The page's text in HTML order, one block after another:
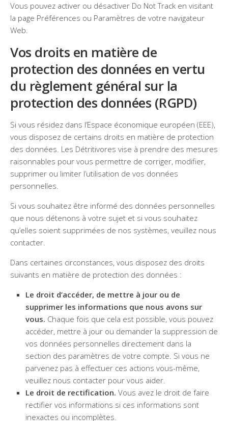
Vous pouvez activer ou désactiver Do Not Track en visitant
la page Préférences ou Paramètres de votre navigateur
Web.
Vos droits en matière de
protection des données en vertu
du règlement général sur la
protection des données (RGPD)
Si vous résidez dans l’Espace économique européen (EEE),
vous disposez de certains droits en matière de protection
des données. Les Détritivores vise à prendre des mesures
raisonnables pour vous permettre de corriger, modifier,
supprimer ou limiter l’utilisation de vos données
personnelles.
Si vous souhaitez être informé des données personnelles
que nous détenons à votre sujet et si vous souhaitez
qu’elles soient supprimées de nos systèmes, veuillez nous
contacter.
Dans certaines circonstances, vous disposez des droits
suivants en matière de protection des données :
Le droit d’accéder, de mettre à jour ou de
supprimer les informations que nous avons sur
vous. Chaque fois que cela est possible, vous pouvez
accéder, mettre à jour ou demander la suppression de
vos données personnelles directement dans la
section des paramètres de votre compte. Si vous ne
parvenez pas à effectuer ces actions vous-même,
veuillez nous contacter pour vous aider.
Le droit de rectification. Vous avez le droit de faire
rectifier vos informations si ces informations sont
inexactes ou incomplètes.